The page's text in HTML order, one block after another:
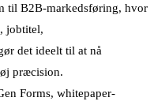
til B2B-markedsføring, hvor
jobtitel,
det ideelt til at nå
præcision.
Forms, whitepaper-